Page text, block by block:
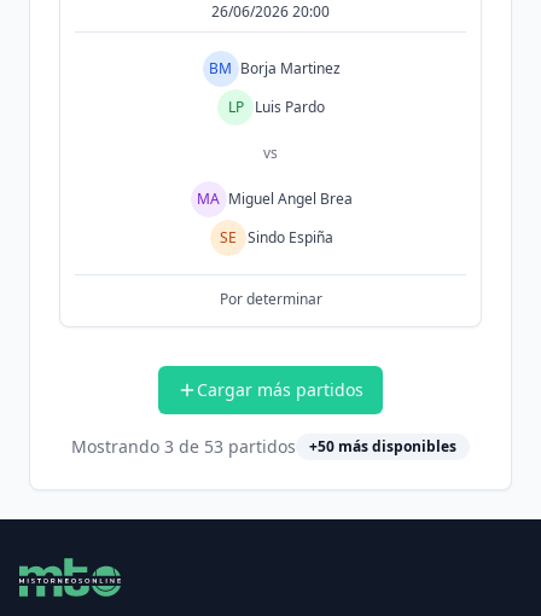
26/06/2026 20:00
BM Borja Martinez
LP
Luis Pardo
vs
MA Miguel Angel Brea
SE Sindo Espiña
Por determinar
Cargar más partidos
Mostrando 3 de 53 partidos +50 más disponibles